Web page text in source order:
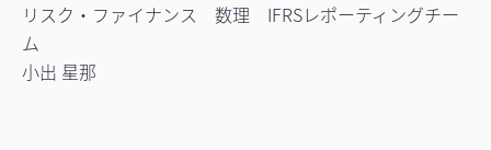
リスク・ファイナンス 数理 IFRSレポーティングチー
ム
小出 星那